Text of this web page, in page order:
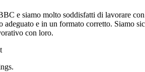
e siamo molto soddisfatti di lavorare
adeguato e in un formato corretto. Siamo
con loro.